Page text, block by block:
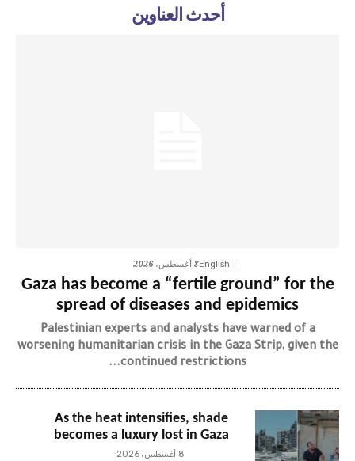
أحدث العناوين
English8 أغسطس، 2026
Gaza has become a “fertile ground” for the
spread of diseases and epidemics
Palestinian experts and analysts have warned of a
worsening humanitarian crisis in the Gaza Strip, given the
continued restrictions...
As the heat intensifies, shade
becomes a luxury lost in Gaza
8 أغسطس، 2026